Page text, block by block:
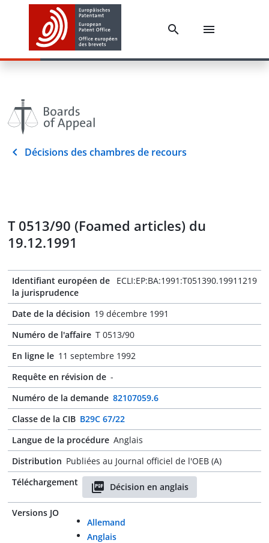
Décisions des chambres de recours
T 0513/90 (Foamed articles) du
19.12.1991
Identifiant européen de
la jurisprudence
ECLI:EP:BA:1991:T051390.19911219
Date de la décision 19 décembre 1991
Numéro de l'affaire T 0513/90
En ligne le 11 septembre 1992
Requête en révision de -
Numéro de la demande 82107059.6
Classe de la CIB B29C 67/22
Langue de la procédure Anglais
Distribution Publiées au Journal officiel de l'OEB (A)
Téléchargement
Décision en anglais
Versions JO
Allemand
Anglais